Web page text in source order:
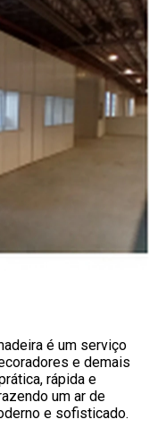
é um serviço
e demais
rápida e
um ar de
e sofisticado.